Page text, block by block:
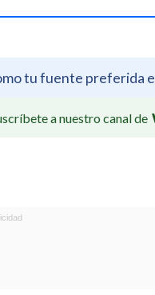
tu fuente preferida
a nuestro canal de